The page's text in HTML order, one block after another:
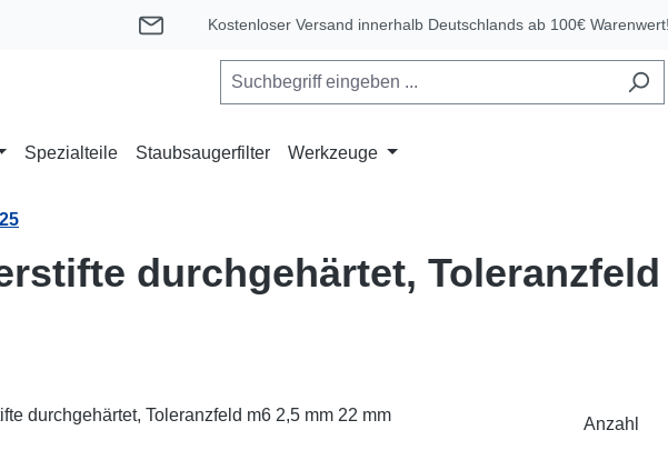
Kostenloser Versand innerhalb Deutschlands ab 100€ Warenwert!
Spezialteile Staubsaugerfilter Werkzeuge
durchgehärtet, Toleranzfeld
Anzahl